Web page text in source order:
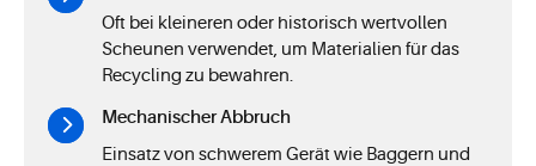
Oft bei kleineren oder historisch wertvollen
Scheunen verwendet, um Materialien für das
Recycling zu bewahren.
Mechanischer Abbruch
Einsatz von schwerem Gerät wie Baggern und